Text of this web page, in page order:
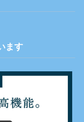
ます